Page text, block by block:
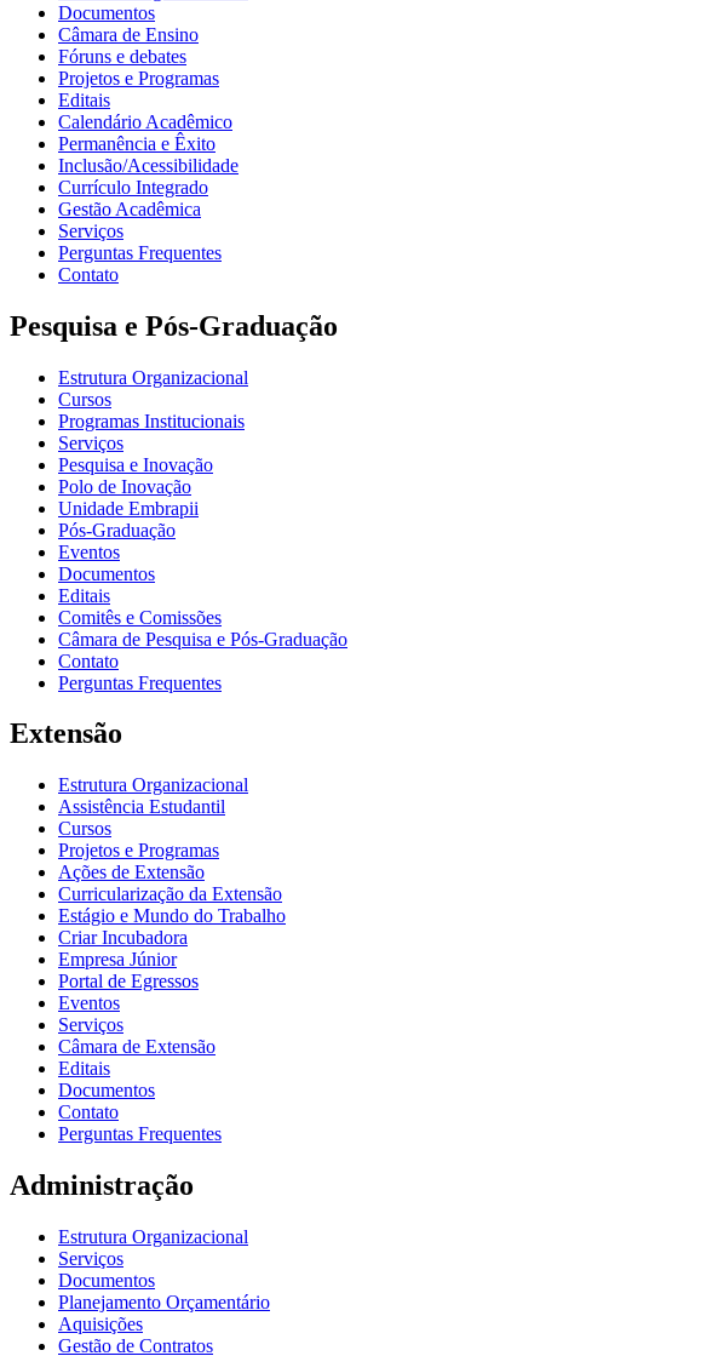
Documentos
Câmara de Ensino
Fóruns e debates
Projetos e Programas
Editais
Calendário Acadêmico
Permanência e Êxito
Inclusão/Acessibilidade
Currículo Integrado
Gestão Acadêmica
Serviços
Perguntas Frequentes
Contato
Pesquisa e Pós-Graduação
Estrutura Organizacional
Cursos
Programas Institucionais
Serviços
Pesquisa e Inovação
Polo de Inovação
Unidade Embrapii
Pós-Graduação
Eventos
Documentos
Editais
Comitês e Comissões
Câmara de Pesquisa e Pós-Graduação
Contato
Perguntas Frequentes
Extensão
Estrutura Organizacional
Assistência Estudantil
Cursos
Projetos e Programas
Ações de Extensão
Curricularização da Extensão
Estágio e Mundo do Trabalho
Criar Incubadora
Empresa Júnior
Portal de Egressos
Eventos
Serviços
Câmara de Extensão
Editais
Documentos
Contato
Perguntas Frequentes
Administração
Estrutura Organizacional
Serviços
Documentos
Planejamento Orçamentário
Aquisições
Gestão de Contratos